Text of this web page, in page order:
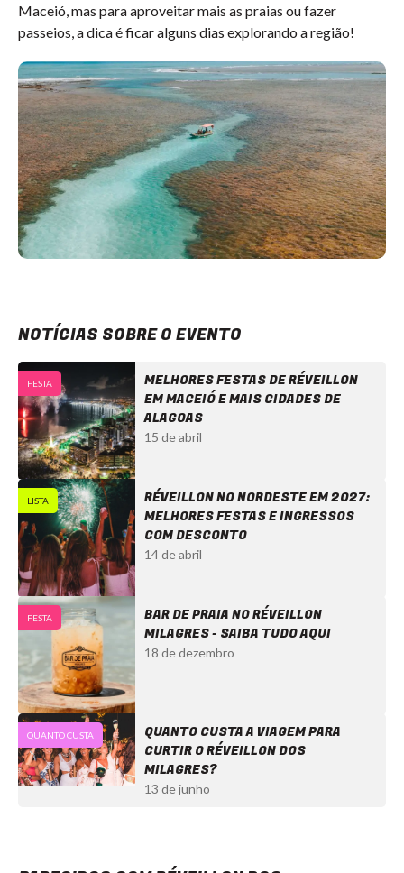
Maceió, mas para aproveitar mais as praias ou fazer
passeios, a dica é ficar alguns dias explorando a região!
NOTÍCIAS SOBRE O EVENTO
FESTA
MELHORES FESTAS DE RÉVEILLON
EM MACEIÓ E MAIS CIDADES DE
ALAGOAS
15 de abril
LISTA
RÉVEILLON NO NORDESTE EM 2027:
MELHORES FESTAS E INGRESSOS
COM DESCONTO
14 de abril
FESTA
BAR DE PRAIA NO RÉVEILLON
MILAGRES - SAIBA TUDO AQUI
18 de dezembro
QUANTO CUSTA
QUANTO CUSTA A VIAGEM PARA
CURTIR O RÉVEILLON DOS
MILAGRES?
13 de junho